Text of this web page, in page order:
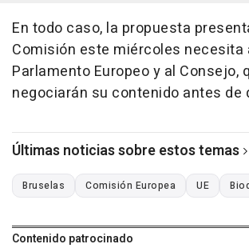
En todo caso, la propuesta
Comisión este miércoles necesita
Parlamento Europeo y al Consejo,
negociarán su contenido antes de
Últimas noticias sobre estos temas
Bruselas Comisión Europea UE
Contenido patrocinado